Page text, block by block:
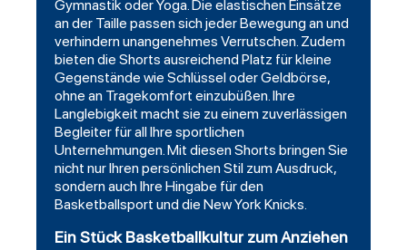
Gymnastik oder Yoga. Die elastischen Einsätze
an der Taille passen sich jeder Bewegung an und
verhindern unangenehmes Verrutschen. Zudem
bieten die Shorts ausreichend Platz für kleine
Gegenstände wie Schlüssel oder Geldbörse,
ohne an Tragekomfort einzubüßen. Ihre
Langlebigkeit macht sie zu einem zuverlässigen
Begleiter für all Ihre sportlichen
Unternehmungen. Mit diesen Shorts bringen Sie
nicht nur Ihren persönlichen Stil zum Ausdruck,
sondern auch Ihre Hingabe für den
Basketballsport und die New York Knicks.
Ein Stück Basketballkultur zum Anziehen